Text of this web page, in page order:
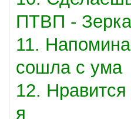
ПТВП -
11.
сошла с ума
12.
я